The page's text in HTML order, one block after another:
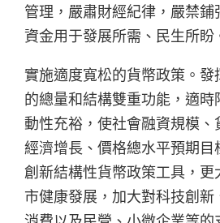
管理，嚴肅財經紀律，嚴禁
資金用于發展所需、民生所盼
實施適度寬松的貨幣政策。
的總量和結構雙重功能，適
動性充裕，使社會融資規模、
經濟增長、價格總水平預期目
創新結構性貨幣政策工具，
市健康發展，加大對科技創